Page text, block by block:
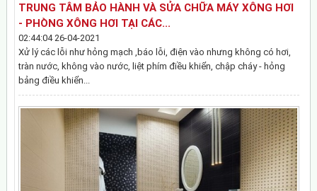
TRUNG TÂM BẢO HÀNH VÀ SỬA CHỮA MÁY XÔNG HƠI
- PHÒNG XÔNG HƠI TẠI CÁC...
02:44:04 26-04-2021
Xử lý các lỗi như hỏng mạch ,báo lỗi, điện vào nhưng không có hơi,
tràn nước, không vào nước, liệt phím điều khiển, chập cháy - hỏng
bảng điều khiển...